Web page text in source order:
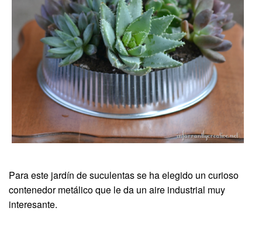
Para este jardín de suculentas se ha elegido un curioso
contenedor metálico que le da un aire industrial muy
interesante.